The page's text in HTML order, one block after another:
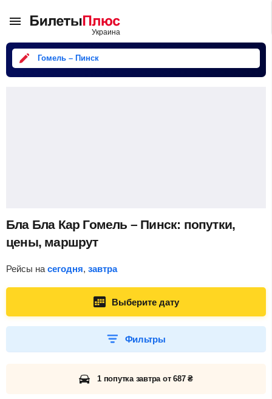
Гомель – Пинск
Бла Бла Кар Гомель – Пинск: попутки,
цены, маршрут
Рейсы на сегодня, завтра
Выберите дату
Фильтры
1 попутка завтра от 687 ₴